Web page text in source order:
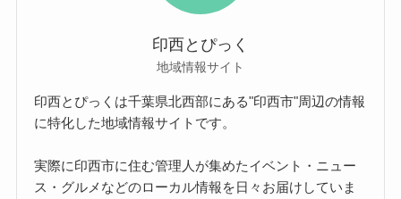
印西とぴっく
地域情報サイト
印西とぴっくは千葉県北西部にある"印西市"周辺の情報
に特化した地域情報サイトです。
実際に印西市に住む管理人が集めたイベント・ニュー
ス・グルメなどのローカル情報を日々お届けしていま